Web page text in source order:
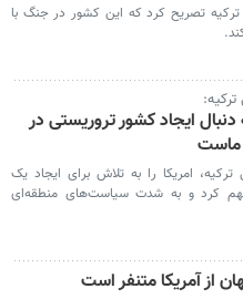
ترکیه تصریح کرد که این کشور در جنگ با
ترکیه:
دنبال ایجاد کشور تروریستی در
ماست
ترکیه، امریکا را به تلاش برای ایجاد یک
کرد و به شدت سیاست‌های منطقه‌ای
از آمریکا متنفر است